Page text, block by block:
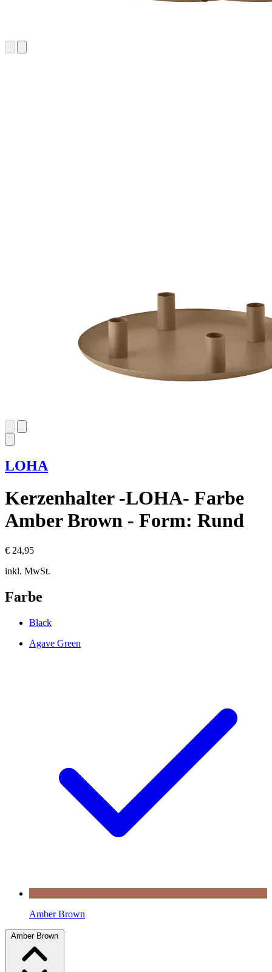
LOHA
Kerzenhalter -LOHA- Farbe
Amber Brown - Form: Rund
€ 24,95
inkl. MwSt.
Farbe
Black
Agave Green
Amber Brown
Amber Brown